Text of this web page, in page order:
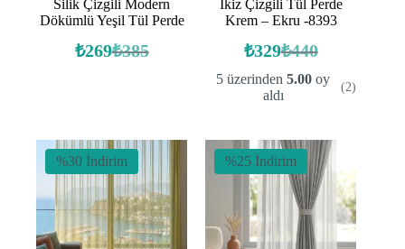
Silik Çizgili Modern
Dökümlü Yeşil Tül Perde
₺385
Orijinal
₺269Şu
İkiz Çizgili Tül Perde
Krem – Ekru -8393
₺440
Orijinal
fiyat:
₺440.
₺329Şu
andaki
fiyat:
5 üzerinden5.00 oy
aldı
(2)
%30 İndirim %25 İndirim